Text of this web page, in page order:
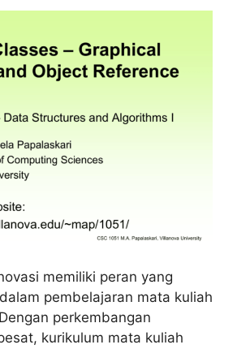
memiliki peran yang
pembelajaran mata kuliah
perkembangan
kurikulum mata kuliah